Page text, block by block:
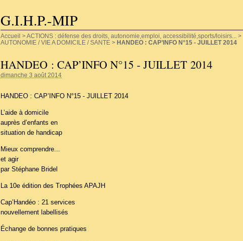
G.I.H.P.-MIP
Accueil >ACTIONS : défense des droits, autonomie,emploi, accessibilité,sports/loisirs...
>
AUTONOMIE / VIE A DOMICILE / SANTE > HANDEO : CAP’INFO N°15 - JUILLET 2014
HANDEO : CAP’INFO N°15 - JUILLET 2014
dimanche 3 août 2014
HANDEO : CAP’INFO N°15 - JUILLET 2014
L’aide à domicile
auprès d’enfants en
situation de handicap
Mieux comprendre...
et agir
par Stéphane Bridel
La 10e édition des Trophées APAJH
Cap’Handéo : 21 services
nouvellement labellisés
Échange de bonnes pratiques